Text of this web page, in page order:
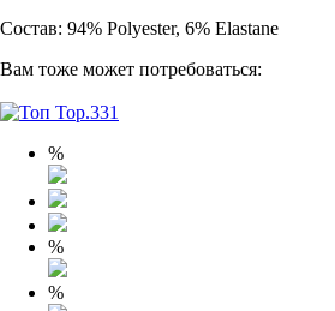
Состав: 94% Polyester, 6% Elastane
Вам тоже может потребоваться:
%
%
%